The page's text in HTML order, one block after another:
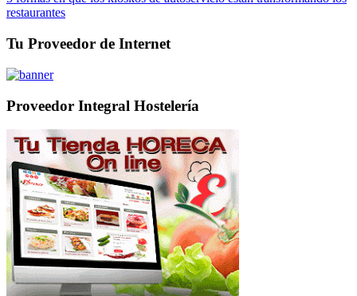
restaurantes
Tu Proveedor de Internet
Proveedor Integral Hostelería